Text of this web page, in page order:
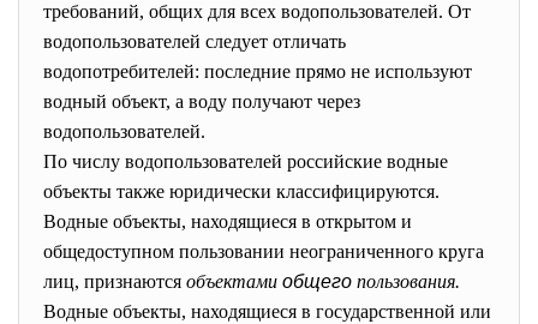
требований, общих для всех водопользователей. От
водопользователей следует отличать
водопотребителей: последние прямо не используют
водный объект, а воду получают через
водопользователей.
По числу водопользователей российские водные
объекты также юридически классифицируются.
Водные объекты, находящиеся в открытом и
общедоступном пользовании неограниченного круга
лиц, признаются объектами общего пользования.
Водные объекты, находящиеся в государственной или